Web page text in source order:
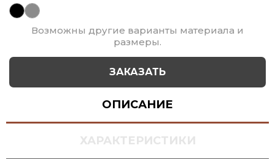
Возможны другие варианты материала и
размеры.
ЗАКАЗАТЬ
ОПИСАНИЕ
ХАРАКТЕРИСТИКИ